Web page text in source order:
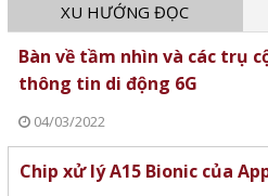
XU HƯỚNG ĐỌC
Bàn về tầm nhìn và các trụ
thông tin di động 6G
04/03/2022
Chip xử lý A15 Bionic của